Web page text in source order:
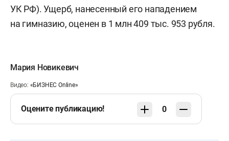
УК РФ). Ущерб, нанесенный его нападением
на гимназию, оценен в 1 млн 409 тыс. 953 рубля.
Мария Новикевич
Видео: «БИЗНЕС Online»
Оцените публикацию! 0